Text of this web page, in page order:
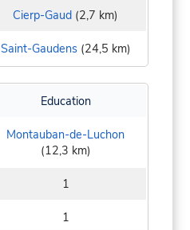
Cierp-Gaud (2,7 km)
Saint-Gaudens(24,5 km)
Education
Montauban-de-Luchon
(12,3 km)
1
1